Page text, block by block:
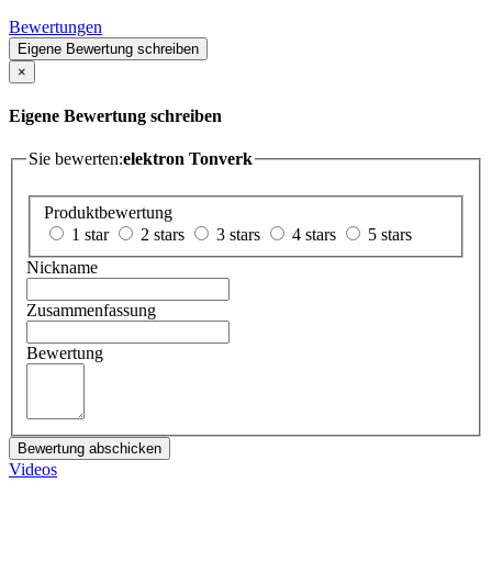
Bewertungen
Eigene Bewertung schreiben
×
Eigene Bewertung schreiben
Sie bewerten:elektron Tonverk
Produktbewertung
1 star
2 stars 3 stars 4 stars
5 stars
Nickname
Zusammenfassung
Bewertung
Bewertung abschicken
Videos